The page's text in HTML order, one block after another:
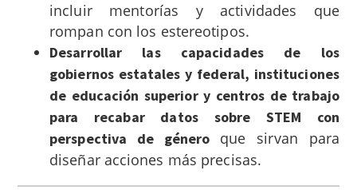
incluir mentorías y actividades que
rompan con los estereotipos.
Desarrollar las capacidades de los
gobiernos estatales y federal, instituciones
de educación superior y centros de trabajo
para recabar datos sobre STEM con
perspectiva de género que sirvan para
diseñar acciones más precisas.